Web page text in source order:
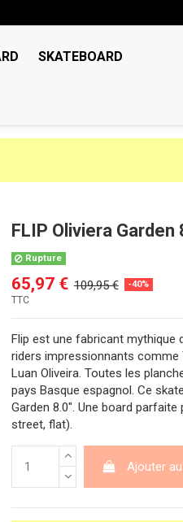
SKATEBOARD
FLIP Oliviera
Rupture
65,97 € 109,95 € -40%
TTC
Flip est une fabricant mythique
riders impressionnants comme
Luan Oliveira. Toutes les
pays Basque espagnol. Ce
Garden 8.0". Une board
street, flat).
Ajouter